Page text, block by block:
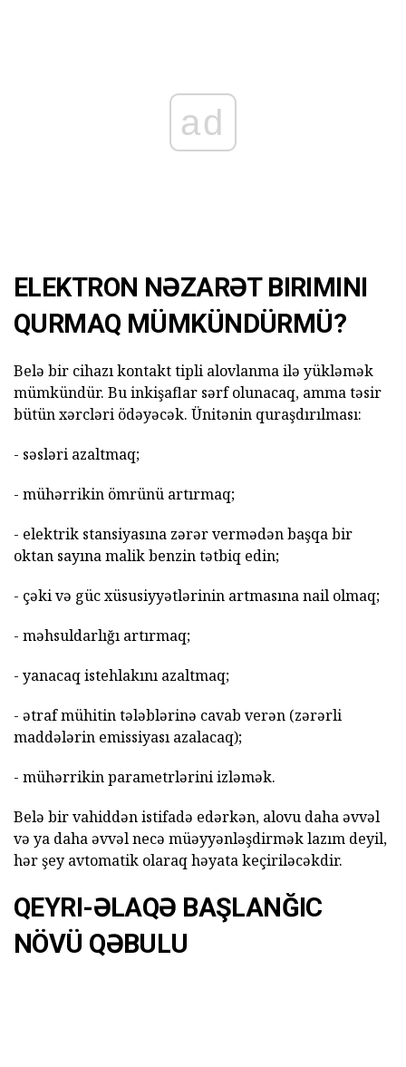
ad
ELEKTRON NƏZARƏT BIRIMINI
QURMAQ MÜMKÜNDÜRMÜ?
Belə bir cihazı kontakt tipli alovlanma ilə yükləmək
mümkündür. Bu inkişaflar sərf olunacaq, amma təsir
bütün xərcləri ödəyəcək. Ünitənin quraşdırılması:
- səsləri azaltmaq;
- mühərrikin ömrünü artırmaq;
- elektrik stansiyasına zərər vermədən başqa bir
oktan sayına malik benzin tətbiq edin;
- çəki və güc xüsusiyyətlərinin artmasına nail olmaq;
- məhsuldarlığı artırmaq;
- yanacaq istehlakını azaltmaq;
- ətraf mühitin tələblərinə cavab verən (zərərli
maddələrin emissiyası azalacaq);
- mühərrikin parametrlərini izləmək.
Belə bir vahiddən istifadə edərkən, alovu daha əvvəl
və ya daha əvvəl necə müəyyənləşdirmək lazım deyil,
hər şey avtomatik olaraq həyata keçiriləcəkdir.
QEYRI-ƏLAQƏ BAŞLANĞIC
NÖVÜ QƏBULU